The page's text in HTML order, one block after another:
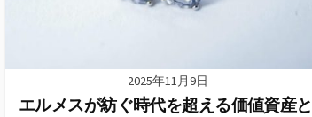
2025年11月9日
エルメスが紡ぐ時代を超える価値資産と